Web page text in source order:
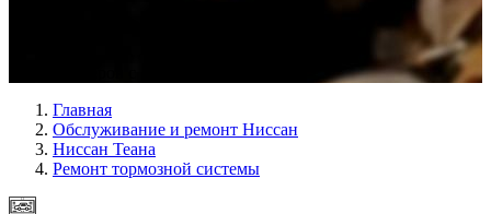
Главная
Обслуживание и ремонт Ниссан
Ниссан Теана
Ремонт тормозной системы